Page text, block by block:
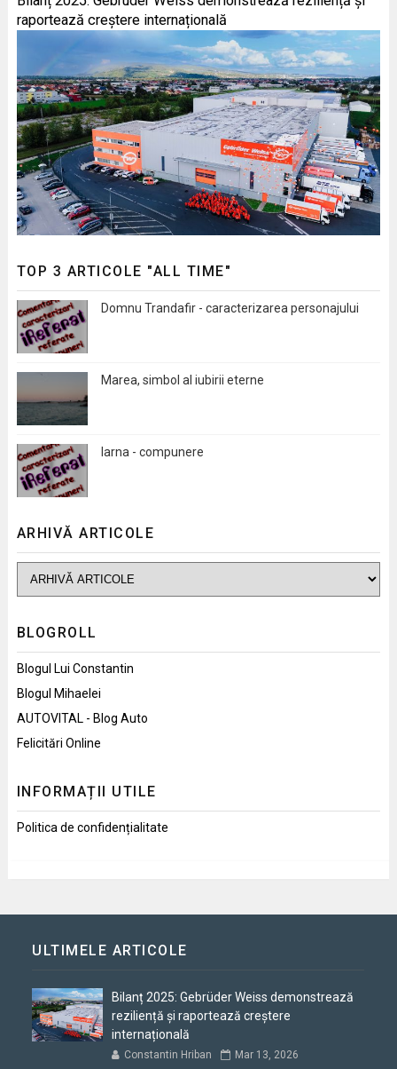
raportează creștere internațională
TOP 3 ARTICOLE "ALL TIME"
Domnu Trandafir - caracterizarea personajului
Marea, simbol al iubirii eterne
Iarna - compunere
ARHIVĂ ARTICOLE
BLOGROLL
Blogul Lui Constantin
Blogul Mihaelei
AUTOVITAL - Blog Auto
Felicitări Online
INFORMAȚII UTILE
Politica de confidențialitate
ULTIMELE ARTICOLE
Bilanț 2025: Gebrüder Weiss demonstrează
reziliență și raportează creștere
internațională
Constantin Hriban Mar 13, 2026